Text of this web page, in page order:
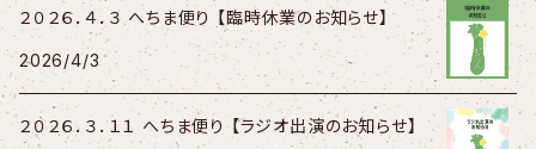
２０２６．４．３ へちま便り 【臨時休業のお知らせ】
2026/4/3
２０２６．３．１１ へちま便り 【ラジオ出演のお知らせ】